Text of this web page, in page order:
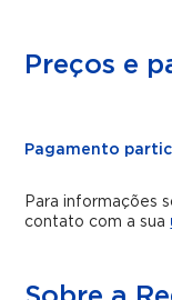
Preços e
Pagamento
Para informações
contato com a sua